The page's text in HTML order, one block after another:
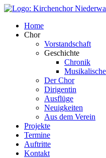
Home
Chor
Vorstandschaft
Geschichte
Chronik
Der Chor
Dirigentin
Ausflüge
Neuigkeiten
Aus dem Verein
Projekte
Termine
Auftritte
Kontakt
Jahr
Monat
Jahr
Monat